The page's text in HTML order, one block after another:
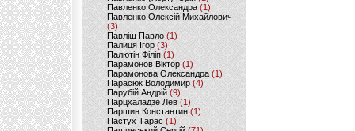
Павленко Олександра (1)
Павленко Олексій Михайлович
(3)
Павліш Павло(1)
Палиця Ігор (3)
Палютін Філіп(1)
Парамонов Віктор (1)
Парамонова Олександра(1)
Парасюк Володимир(4)
Парубій Андрій (9)
Парцхаладзе Лев (1)
Паршин Константин(1)
Пастух Тарас (1)